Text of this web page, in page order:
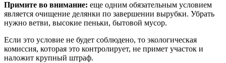
Примите во внимание: еще одним обязательным условием
является очищение делянки по завершении вырубки. Убрать
нужно ветви, высокие пеньки, бытовой мусор.
Если это условие не будет соблюдено, то экологическая
комиссия, которая это контролирует, не примет участок и
наложит крупный штраф.